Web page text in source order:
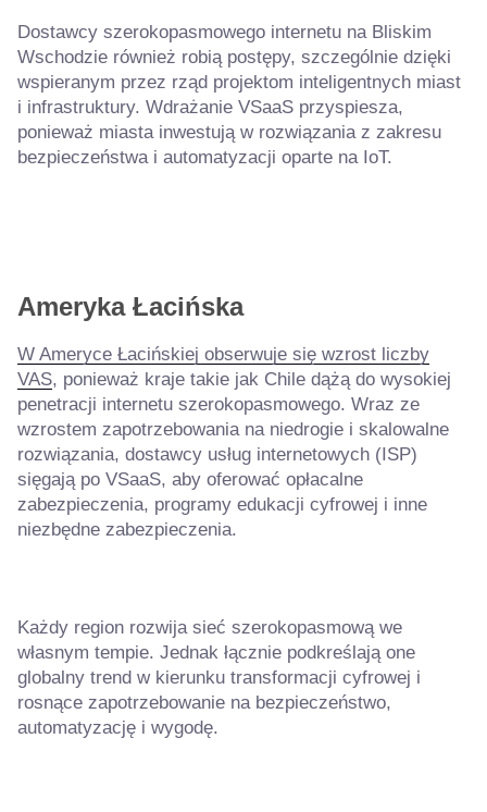
Dostawcy szerokopasmowego internetu na Bliskim
Wschodzie również robią postępy, szczególnie dzięki
wspieranym przez rząd projektom inteligentnych miast
i infrastruktury. Wdrażanie VSaaS przyspiesza,
ponieważ miasta inwestują w rozwiązania z zakresu
bezpieczeństwa i automatyzacji oparte na IoT.
Ameryka Łacińska
W Ameryce Łacińskiej obserwuje się wzrost liczby
VAS, ponieważ kraje takie jak Chile dążą do wysokiej
penetracji internetu szerokopasmowego. Wraz ze
wzrostem zapotrzebowania na niedrogie i skalowalne
rozwiązania, dostawcy usług internetowych (ISP)
sięgają po VSaaS, aby oferować opłacalne
zabezpieczenia, programy edukacji cyfrowej i inne
niezbędne zabezpieczenia.
Każdy region rozwija sieć szerokopasmową we
własnym tempie. Jednak łącznie podkreślają one
globalny trend w kierunku transformacji cyfrowej i
rosnące zapotrzebowanie na bezpieczeństwo,
automatyzację i wygodę.